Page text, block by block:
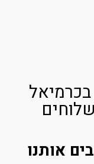
בכרמיאל
אותנו